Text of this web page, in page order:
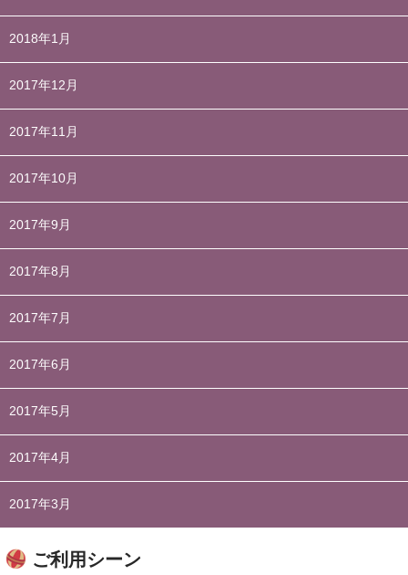
2018年1月
2017年12月
2017年11月
2017年10月
2017年9月
2017年8月
2017年7月
2017年6月
2017年5月
2017年4月
2017年3月
ご利用シーン